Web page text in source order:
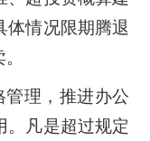
体情况限期腾退
理，推进办公
。凡是超过规定